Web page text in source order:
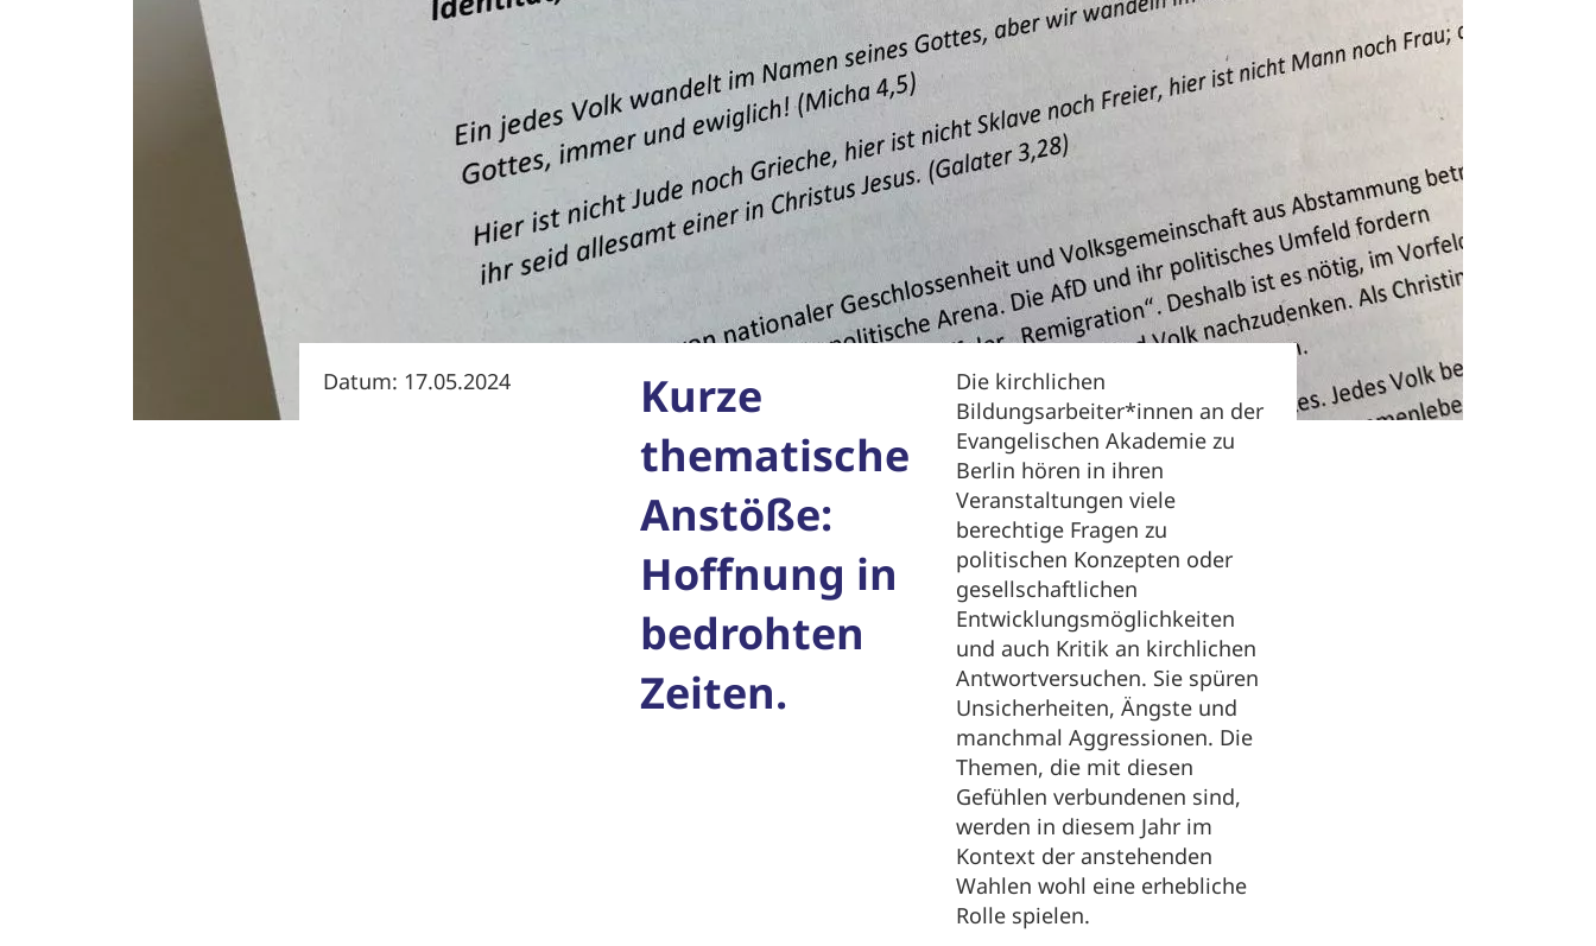
Datum: 17.05.2024
Kurze
thematische
Anstöße:
Hoffnung in
bedrohten
Zeiten.
Die kirchlichen
Bildungsarbeiter*innen an der
Evangelischen Akademie zu
Berlin hören in ihren
Veranstaltungen viele
berechtige Fragen zu
politischen Konzepten oder
gesellschaftlichen
Entwicklungsmöglichkeiten
und auch Kritik an kirchlichen
Antwortversuchen. Sie spüren
Unsicherheiten, Ängste und
manchmal Aggressionen. Die
Themen, die mit diesen
Gefühlen verbundenen sind,
werden in diesem Jahr im
Kontext der anstehenden
Wahlen wohl eine erhebliche
Rolle spielen.